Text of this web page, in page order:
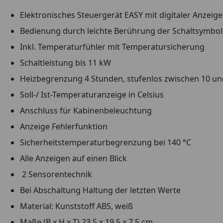
Elektronisches Steuergerät EASY mit digitaler Anzeige
Bedienung durch leichte Berührung der
Inkl. Temperaturfühler mit Temperatursicherung
Schaltleistung bis 11 kW
Heizbegrenzung 4 Stunden, stufenlos zwischen 10
Soll-/ Ist-Temperaturanzeige in Celsius
Anschluss für Kabinenbeleuchtung
Anzeige Fehlerfunktion
Sicherheitstemperaturbegrenzung bei 140 °C
Alle Anzeigen auf einen Blick
2 Sensorentechnik
Bei Abschaltung Haltung der letzten Werte
Material: Kunststoff ABS, weiß